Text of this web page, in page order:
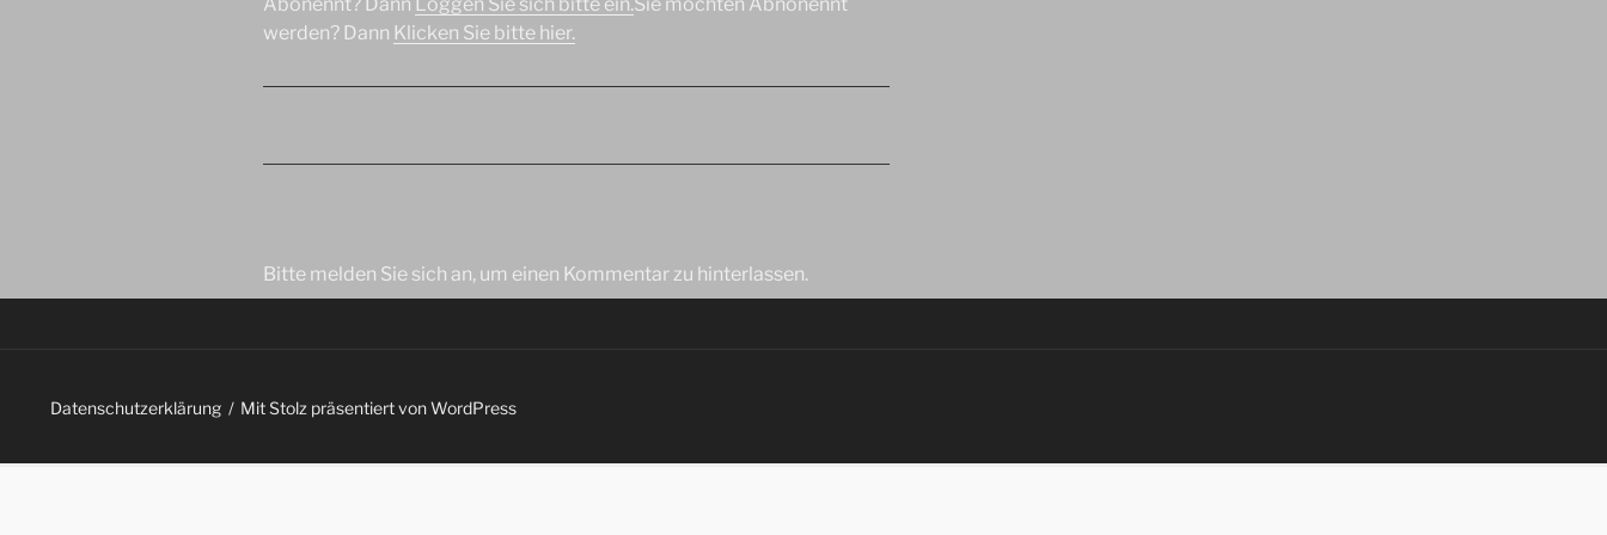
werden? Dann Klicken Sie bitte hier.
Bitte melden Sie sich an, um einen Kommentar zu hinterlassen.
Datenschutzerklärung Mit Stolz präsentiert von WordPress